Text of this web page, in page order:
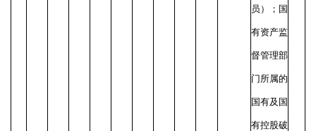
员）；国
有资产监
督管理部
门所属的
国有及国
有控股破